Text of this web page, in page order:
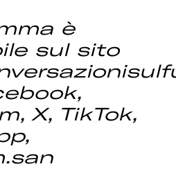
è
sul sito
X, TikTok,